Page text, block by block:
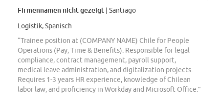
Firmennamen nicht gezeigt | Santiago
Logistik, Spanisch
“Trainee position at (COMPANY NAME) Chile for People
Operations (Pay, Time & Benefits). Responsible for legal
compliance, contract management, payroll support,
medical leave administration, and digitalization projects.
Requires 1-3 years HR experience, knowledge of Chilean
labor law, and proficiency in Workday and Microsoft Office.”